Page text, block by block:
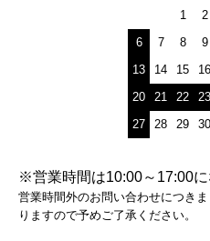
1
2
6
7 8 9
13
14 15 16
20
21 22 23
27
28 29 30
※営業時間は10:00～17:00に
営業時間外のお問い合わせにつき
りますので予めご了承ください。